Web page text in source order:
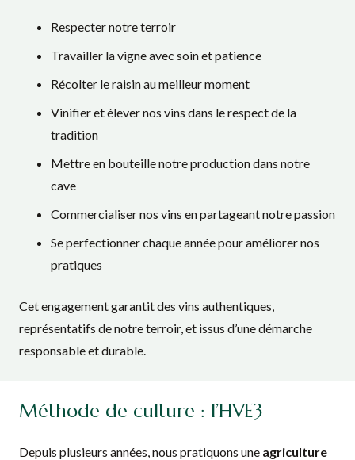
Respecter notre terroir
Travailler la vigne avec soin et patience
Récolter le raisin au meilleur moment
Vinifier et élever nos vins dans le respect de la
tradition
Mettre en bouteille notre production dans notre
cave
Commercialiser nos vins en partageant notre passion
Se perfectionner chaque année pour améliorer nos
pratiques
Cet engagement garantit des vins authentiques,
représentatifs de notre terroir, et issus d’une démarche
responsable et durable.
Méthode de culture : l’HVE3
Depuis plusieurs années, nous pratiquons une agriculture